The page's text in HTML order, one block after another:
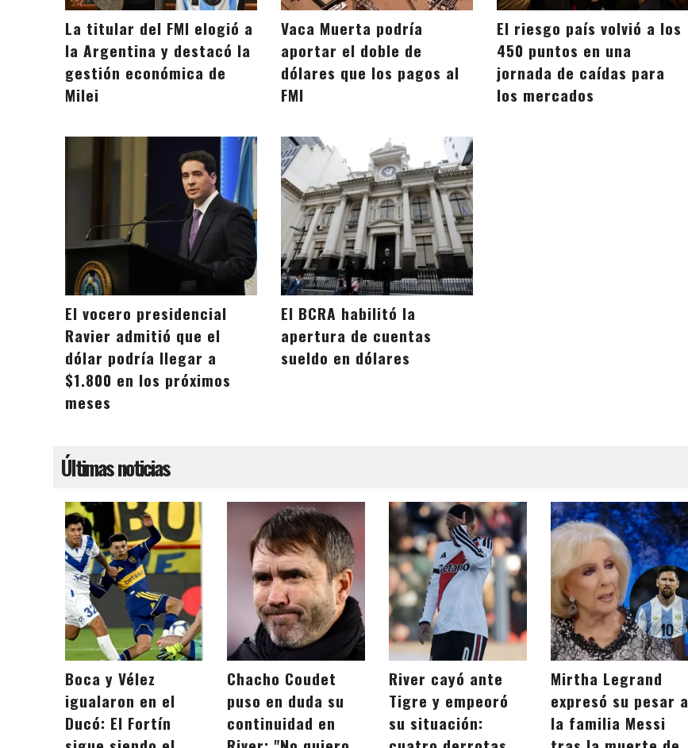
La titular del FMI elogió a
la Argentina y destacó la
gestión económica de
Milei
Vaca Muerta podría
aportar el doble de
dólares que los pagos al
FMI
El riesgo país volvió a los
450 puntos en una
jornada de caídas para
los mercados
El vocero presidencial
Ravier admitió que el
dólar podría llegar a
$1.800 en los próximos
meses
El BCRA habilitó la
apertura de cuentas
sueldo en dólares
Últimas noticias
Boca y Vélez
igualaron en el
Ducó: El Fortín
Chacho Coudet
puso en duda su
continuidad en
River cayó ante
Tigre y empeoró
su situación:
Mirtha Legrand
expresó su pesar a
la familia Messi